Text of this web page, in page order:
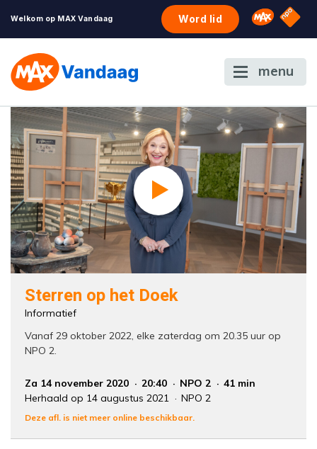
Welkom op MAX Vandaag Word lid Omroep
NPO
menu
Sterren op het Doek
Informatief
Vanaf 29 oktober 2022, elke zaterdag om 20.35 uur op
NPO 2.
Za 14 november 2020 20:40 NPO 2
41 min
Herhaald op 14 augustus 2021
NPO 2
Deze afl. is niet meer online beschikbaar.